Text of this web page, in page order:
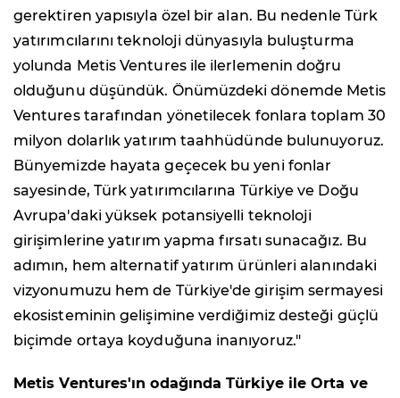
gerektiren yapısıyla özel bir alan. Bu nedenle Türk
yatırımcılarını teknoloji dünyasıyla buluşturma
yolunda Metis Ventures ile ilerlemenin doğru
olduğunu düşündük. Önümüzdeki dönemde Metis
Ventures tarafından yönetilecek fonlara toplam 30
milyon dolarlık yatırım taahhüdünde bulunuyoruz.
Bünyemizde hayata geçecek bu yeni fonlar
sayesinde, Türk yatırımcılarına Türkiye ve Doğu
Avrupa'daki yüksek potansiyelli teknoloji
girişimlerine yatırım yapma fırsatı sunacağız. Bu
adımın, hem alternatif yatırım ürünleri alanındaki
vizyonumuzu hem de Türkiye'de girişim sermayesi
ekosisteminin gelişimine verdiğimiz desteği güçlü
biçimde ortaya koyduğuna inanıyoruz."
Metis Ventures'ın odağında Türkiye ile Orta ve